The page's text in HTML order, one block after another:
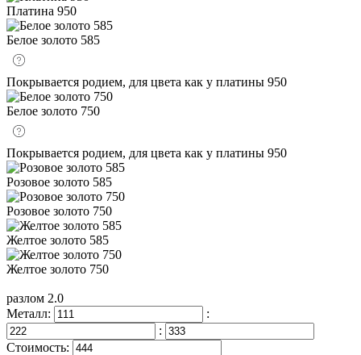
Платина 950
Белое золото 585
Покрывается родием, для цвета как у платины 950
Белое золото 750
Покрывается родием, для цвета как у платины 950
Розовое золото 585
Розовое золото 750
Желтое золото 585
Желтое золото 750
разлом 2.0
Металл:
:
:
Стоимость: